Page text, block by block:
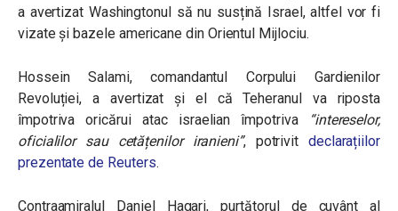
a avertizat Washingtonul să nu susțină Israel, altfel vor fi
vizate și bazele americane din Orientul Mijlociu.
Hossein Salami, comandantul Corpului Gardienilor
Revoluției, a avertizat și el că Teheranul va riposta
împotriva oricărui atac israelian împotriva
“intereselor,
oficialilor sau cetățenilor iranieni”, potrivit declarațiilor
prezentate de Reuters.
Contraamiralul Daniel Hagari, purtătorul de cuvânt al